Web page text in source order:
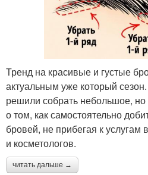
Тренд на красивые и густые
актуальным уже который
решили собрать небольшое, но
о том, как самостоятельно
бровей, не прибегая к услугам
и косметологов.
читать дальше →